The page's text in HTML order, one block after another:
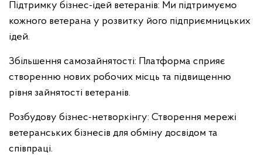
Підтримку бізнес-ідей ветеранів: Ми підтримуємо
кожного ветерана у розвитку його підприємницьких
ідей.
Збільшення самозайнятості: Платформа сприяє
створенню нових робочих місць та підвищенню
рівня зайнятості ветеранів.
Розбудову бізнес-нетворкінгу: Створення мережі
ветеранських бізнесів для обміну досвідом та
співпраці.